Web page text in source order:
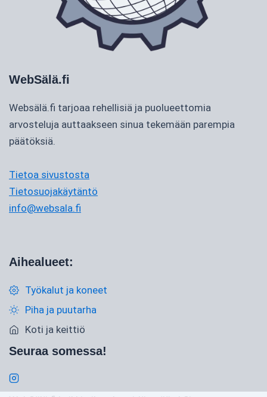
WebSälä.fi
Websälä.fi tarjoaa rehellisiä ja puolueettomia
arvosteluja auttaakseen sinua tekemään parempia
päätöksiä.
Tietoa sivustosta
Tietosuojakäytäntö
info@websala.fi
Aihealueet:
Työkalut ja koneet
Piha ja puutarha
Koti ja keittiö
Seuraa somessa!